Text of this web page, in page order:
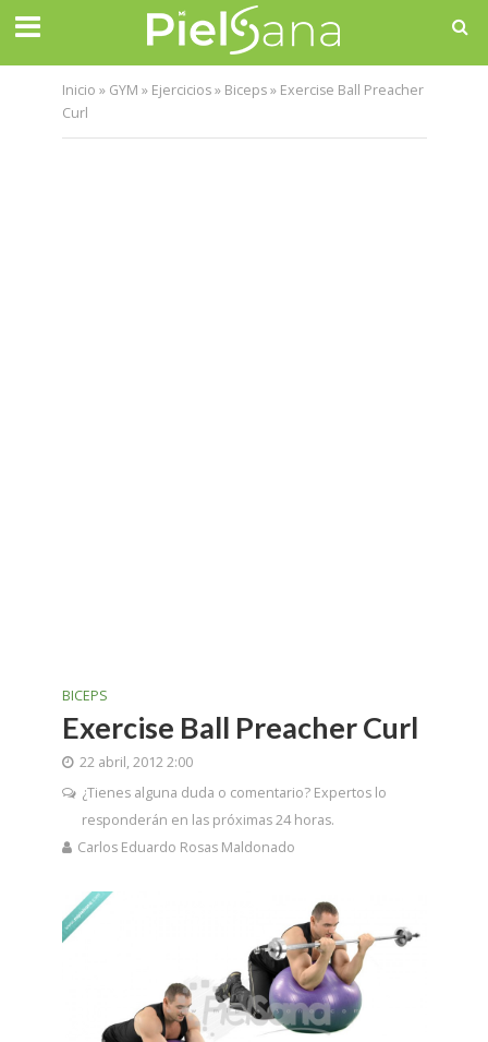
Inicio » GYM » Ejercicios» Biceps» Exercise Ball Preacher
Curl
BICEPS
Exercise Ball Preacher Curl
22 abril, 2012 2:00
¿Tienes alguna duda o comentario? Expertos lo
responderán en las próximas 24 horas.
Carlos Eduardo Rosas Maldonado